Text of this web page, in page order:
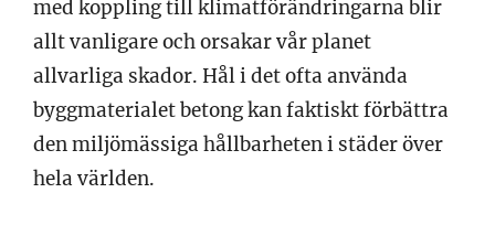
med koppling till klimatförändringarna blir
allt vanligare och orsakar vår planet
allvarliga skador. Hål i det ofta använda
byggmaterialet betong kan faktiskt förbättra
den miljömässiga hållbarheten i städer över
hela världen.